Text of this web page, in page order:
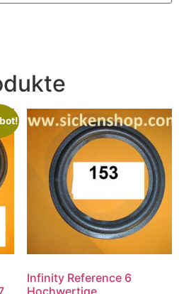
Infinity Reference 6
Hochwertige